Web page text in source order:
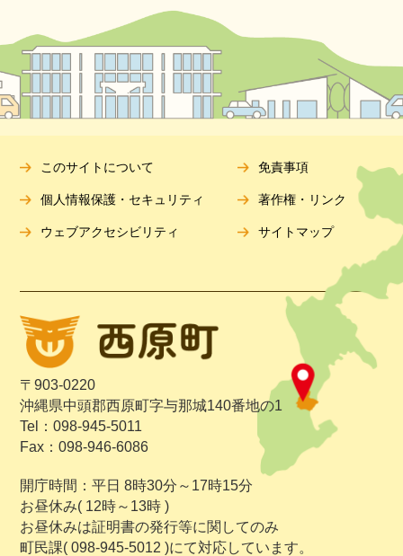
〒903-0220
沖縄県中頭郡西原町字与那城140番地の1
Tel：098-945-5011
Fax：098-946-6086
開庁時間：平日 8時30分～17時15分
お昼休み( 12時～13時 )
お昼休みは証明書の発行等に関してのみ
町民課( 098-945-5012 )にて対応しています。
このサイトについて 免責事項
個人情報保護・セキュリティ 著作権・リンク
ウェブアクセシビリティ サイトマップ